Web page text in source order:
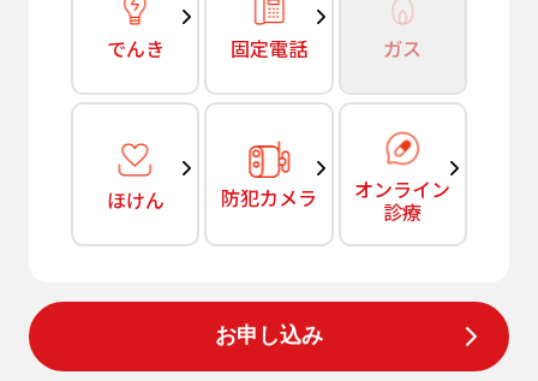
でんき 固定電話 ガス
ほけん 防犯カメラ オンライン
診療
お申し込み